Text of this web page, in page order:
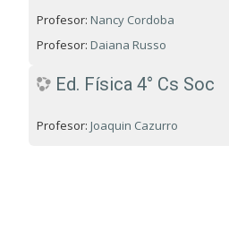
Profesor: Nancy Cordoba
Profesor: Daiana Russo
Ed. Física 4° Cs Soc
Profesor: Joaquin Cazurro